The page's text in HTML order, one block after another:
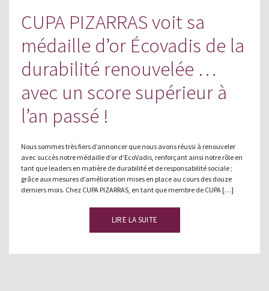
CUPA PIZARRAS voit sa
médaille d’or Écovadis de la
durabilité renouvelée …
avec un score supérieur à
l’an passé !
Nous sommes très fiers d’annoncer que nous avons réussi à renouveler
avec succès notre médaille d’or d’EcoVadis, renforçant ainsi notre rôle en
tant que leaders en matière de durabilité et de responsabilité sociale ;
grâce aux mesures d’amélioration mises en place au cours des douze
derniers mois. Chez CUPA PIZARRAS, en tant que membre de CUPA […]
LIRE LA SUITE